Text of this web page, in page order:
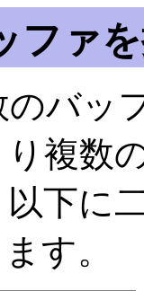
ファ
のバッ
複数
下に
す。